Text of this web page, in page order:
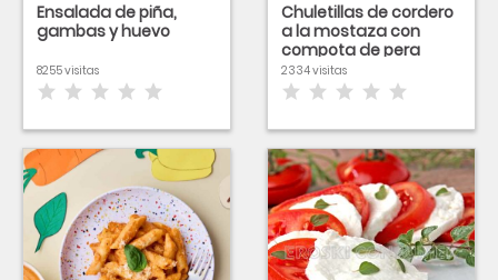
Ensalada de piña,
gambas y huevo
8255 visitas
Chuletillas de cordero
a la mostaza con
compota de pera
2334 visitas